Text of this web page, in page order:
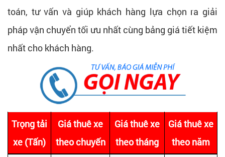
toán, tư vấn và giúp khách hàng lựa chọn ra giải
pháp vận chuyển tối ưu nhất cùng bảng giá tiết kiệm
nhất cho khách hàng.
Trọng tải
xe (Tấn)
Giá thuê xe
theo chuyến
Giá thuê xe
theo tháng
Giá thuê xe
theo năm